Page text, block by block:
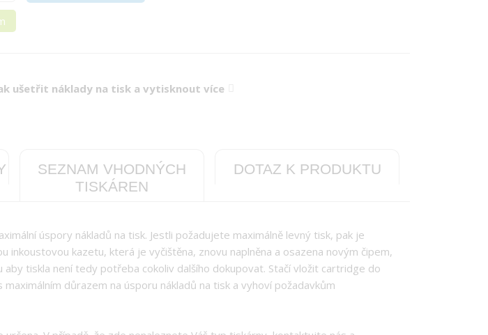
ušetřit náklady na tisk a vytisknout více
SEZNAM VHODNÝCH
TISKÁREN
DOTAZ K PRODUKTU
úspory nákladů na tisk. Jestli požadujete maximálně levný tisk, pak je
inkoustovou kazetu, která je vyčištěna, znovu naplněna a osazena novým čipem,
tiskla není tedy potřeba cokoliv dalšího dokupovat. Stačí vložit cartridge do
důrazem na úsporu nákladů na tisk a vyhoví požadavkům